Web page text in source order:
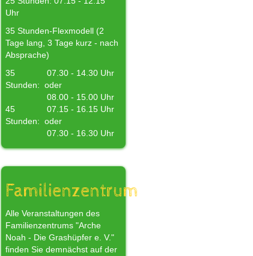
Uhr
35 Stunden-Flexmodell (2
Tage lang, 3 Tage kurz - nach
Absprache)
35
Stunden:
07.30 - 14.30 Uhr
oder
08.00 - 15.00 Uhr
45
Stunden:
07.15 - 16.15 Uhr
oder
07.30 - 16.30 Uhr
Familienzentrum
Alle Veranstaltungen des
Familienzentrums "Arche
Noah - Die Grashüpfer e. V."
finden Sie demnächst auf der